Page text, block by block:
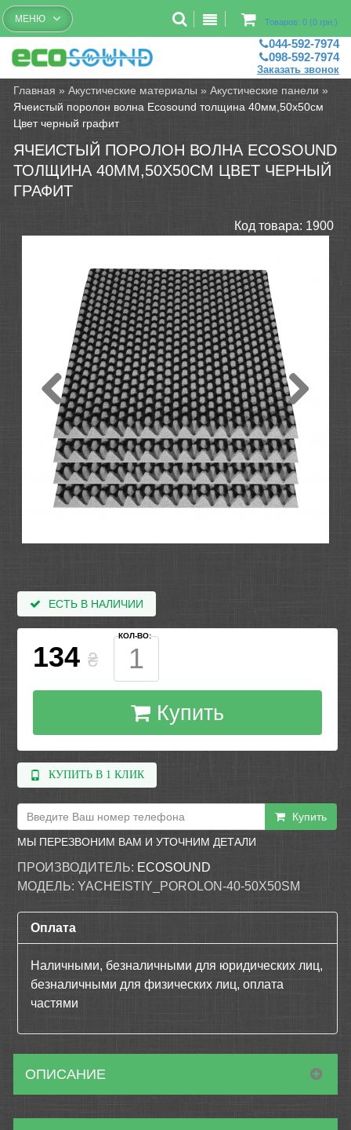
Бесплатный рассчет помещений
Товаров: 0 (0 грн.)
МЕНЮ
044-592-7974
098-592-7974
Заказать звонок
Главная »Акустические материалы »Акустические панели »
Ячеистый поролон волна Ecosound толщина 40мм,50х50см
Цвет черный графит
ЯЧЕИСТЫЙ ПОРОЛОН ВОЛНА ECOSOUND
ТОЛЩИНА 40ММ,50Х50СМ ЦВЕТ ЧЕРНЫЙ
ГРАФИТ
Код товара: 1900
ЕСТЬ В НАЛИЧИИ
134 ₴
КОЛ-ВО:
Купить
КУПИТЬ В 1 КЛИК
Купить
МЫ ПЕРЕЗВОНИМ ВАМ И УТОЧНИМ ДЕТАЛИ
ПРОИЗВОДИТЕЛЬ: ECOSOUND
МОДЕЛЬ: YACHEISTIY_POROLON-40-50X50SM
Оплата
Наличными, безналичными для юридических лиц,
безналичными для физических лиц, оплата
частями
ОПИСАНИЕ